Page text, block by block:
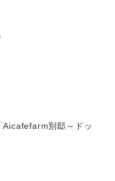
Aicafefarm別邸～ドッ